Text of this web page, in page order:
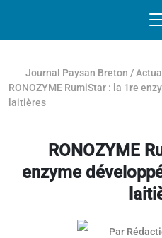
Journal Paysan Breton /
RONOZYME RumiStar : la 1re
laitières
RONOZYME
enzyme
Par